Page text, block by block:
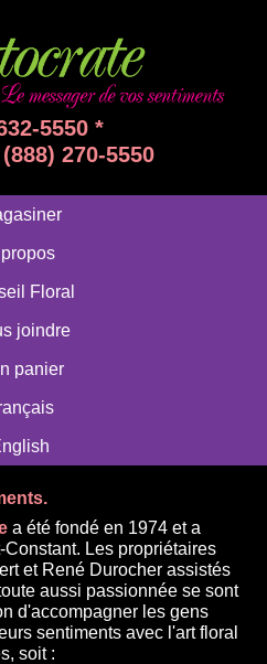
5550 *
270-5550
Floral
joindre
panier
a été fondé en 1974 et a
Les propriétaires
et René Durocher assistés
aussi passionnée se sont
d'accompagner les gens
sentiments avec l'art floral
soit :